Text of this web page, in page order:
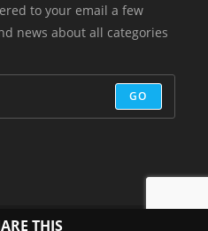
to your email a few
news about all categories
GO
Online Islam
THIS